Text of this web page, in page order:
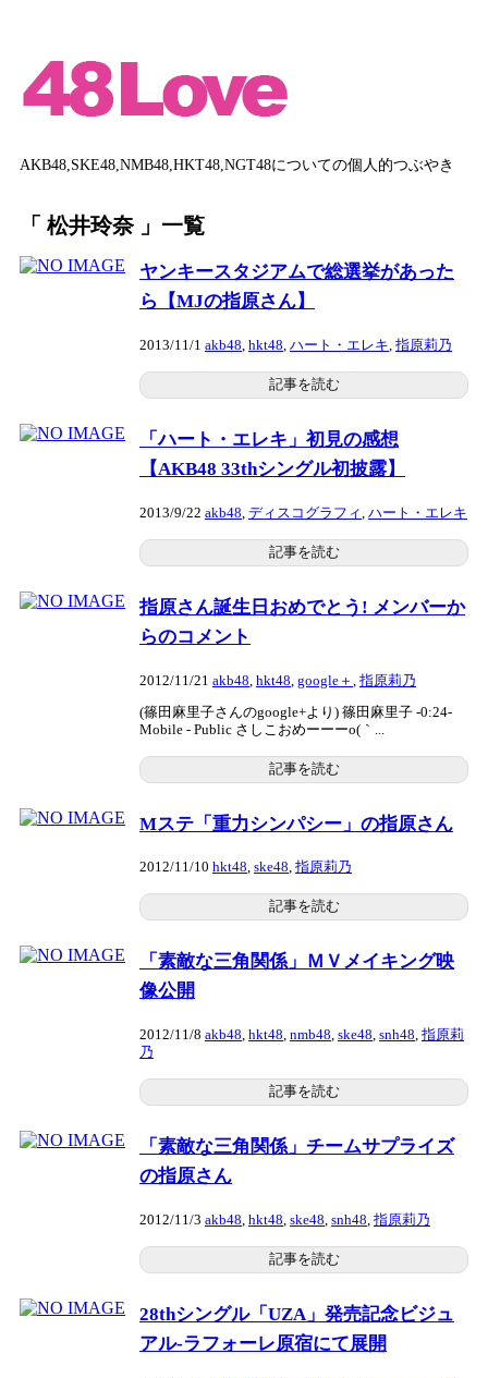
AKB48,SKE48,NMB48,HKT48,NGT48についての個人的つぶやき
「 松井玲奈 」一覧
ヤンキースタジアムで総選挙があった
ら【MJの指原さん】
2013/11/1 akb48 hkt48 ハート・エレキ 指原莉乃
記事を読む
「ハート・エレキ」初見の感想
【AKB48 33thシングル初披露】
2013/9/22 akb48 ディスコグラフィ ハート・エレキ
記事を読む
指原さん誕生日おめでとう! メンバーか
らのコメント
2012/11/21 akb48 hkt48 google＋ 指原莉乃
(篠田麻里子さんのgoogle+より) 篠田麻里子 -0:24-
Mobile - Public さしこおめーーーo(｀...
記事を読む
Mステ「重力シンパシー」の指原さん
2012/11/10 hkt48, ske48, 指原莉乃
記事を読む
「素敵な三角関係」ＭＶメイキング映
像公開
2012/11/8 akb48, hkt48, nmb48, ske48, snh48, 指原莉
乃
記事を読む
「素敵な三角関係」チームサプライズ
の指原さん
2012/11/3 akb48, hkt48, ske48, snh48, 指原莉乃
記事を読む
28thシングル「UZA」発売記念ビジュ
アル-ラフォーレ原宿にて展開